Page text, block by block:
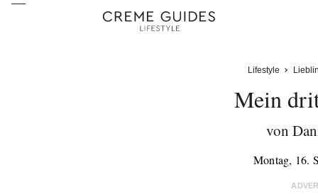
Lifestyle
Mein
von
Montag, 16.